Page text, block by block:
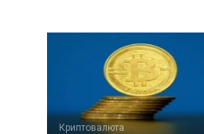
Криптовалюта